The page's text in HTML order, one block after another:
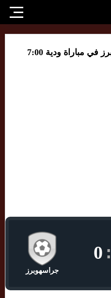
مباراة ودية 7:00
:
0
جراسهوبرز